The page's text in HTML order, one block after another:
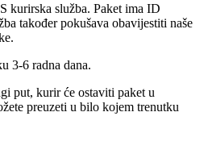
kurirska služba. Paket ima ID
također pokušava obavijestiti naše
3-6 radna dana.
put, kurir će ostaviti paket u
preuzeti u bilo kojem trenutku